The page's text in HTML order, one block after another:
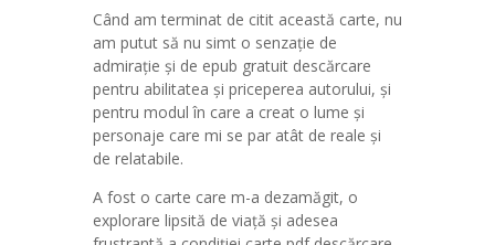
Când am terminat de citit această carte, nu
am putut să nu simt o senzație de
admirație și de epub gratuit descărcare
pentru abilitatea și priceperea autorului, și
pentru modul în care a creat o lume și
personaje care mi se par atât de reale și
de relatabile.
A fost o carte care m-a dezamăgit, o
explorare lipsită de viață și adesea